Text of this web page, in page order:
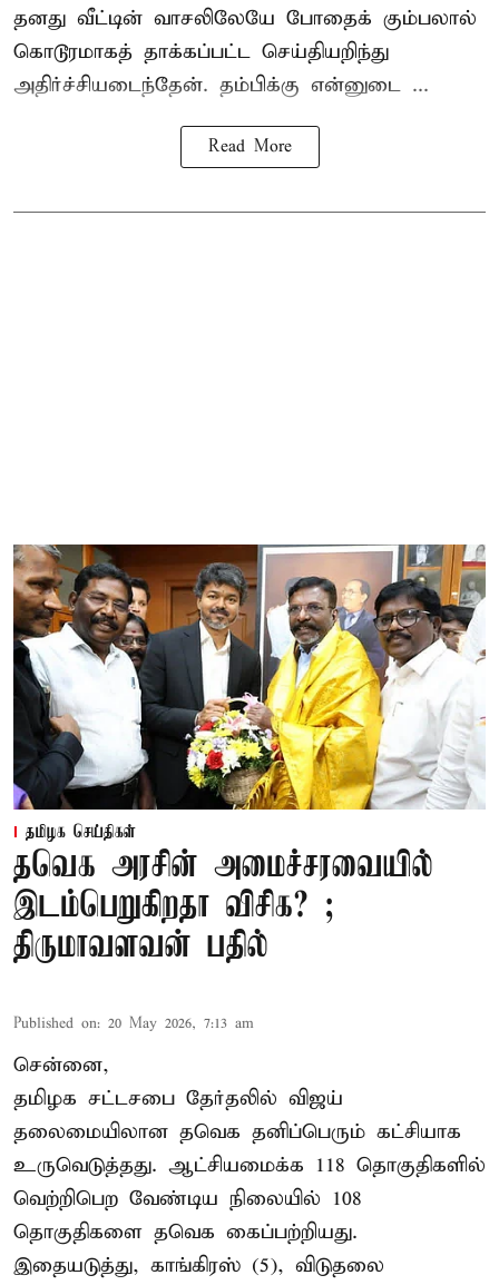
தனது வீட்டின் வாசலிலேயே போதைக் கும்பலால்
கொடூரமாகத் தாக்கப்பட்ட செய்தியறிந்து
அதிர்ச்சியடைந்தேன். தம்பிக்கு என்னுடை ...
Read More
தமிழக செய்திகள்
தவெக அரசின் அமைச்சரவையில்
இடம்பெறுகிறதா விசிக? ;
திருமாவளவன் பதில்
Published on: 20 May 2026, 7:13 am
சென்னை,
தமிழக சட்டசபை தேர்தலில் விஜய்
தலைமையிலான தவெக தனிப்பெரும் கட்சியாக
உருவெடுத்தது. ஆட்சியமைக்க 118 தொகுதிகளில்
வெற்றிபெற வேண்டிய நிலையில் 108
தொகுதிகளை தவெக கைப்பற்றியது.
இதையடுத்து, காங்கிரஸ் (5), விடுதலை